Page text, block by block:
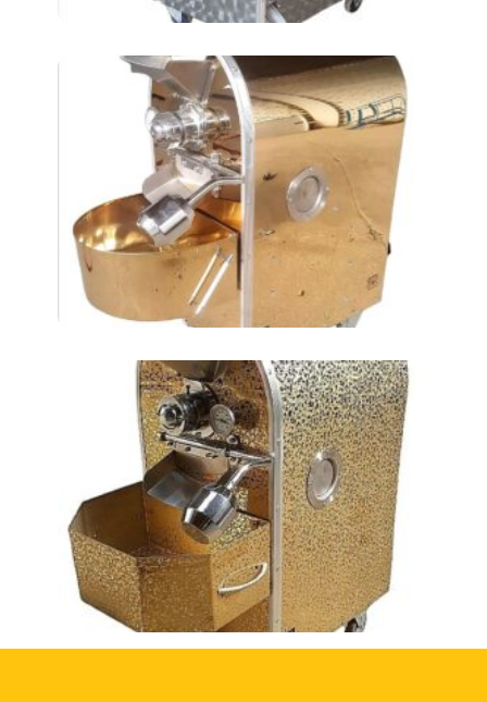
Аппарат для обжарки
нута АТ-2ЛКМ
Аппарат для обжарки
нута АТ-4ЛКМ